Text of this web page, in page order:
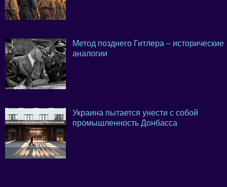
Метод позднего Гитлера – исторические
аналогии
Украина пытается унести с собой
промышленность Донбасса